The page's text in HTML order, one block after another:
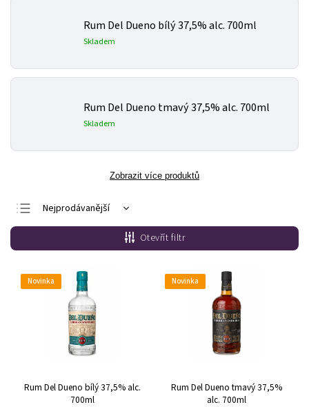
Rum Del Dueno bílý 37,5% alc. 700ml
Skladem
Rum Del Dueno tmavý 37,5% alc. 700ml
Skladem
Zobrazit více produktů
Nejprodávanější
Nejlevnější
Nejdražší
Abecedně
Otevřít filtr
Novinka
Rum Del Dueno bílý 37,5% alc.
700ml
Novinka
Rum Del Dueno tmavý 37,5%
alc. 700ml